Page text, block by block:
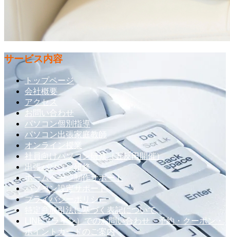
サービス内容
トップページ
会社概要
アクセス
お問い合わせ
パソコン個別指導
パソコン出張家庭教師
オンライン授業
社員向けパソコン研修（五反田開催）
出張パソコン研修
ホームページ制作サポート
パソコン設定サポート
プライバシーポリシー
特定商取引法に基づく表記について
LINE（ライン）でのお問い合わせ・予約・クーポン・
ポイントカードのご案内